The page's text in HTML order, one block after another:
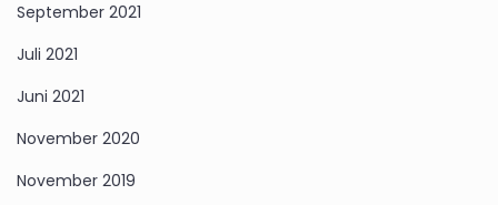
September 2021
Juli 2021
Juni 2021
November 2020
November 2019